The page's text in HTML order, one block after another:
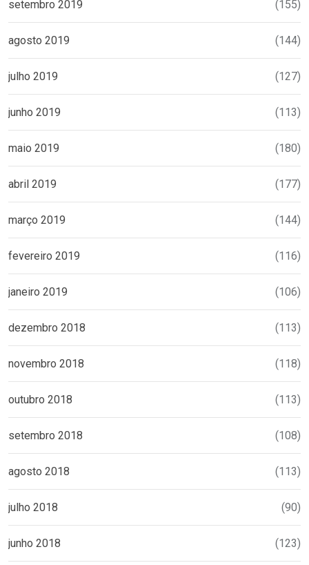
setembro 2019 (155)
agosto 2019 (144)
julho 2019 (127)
junho 2019 (113)
maio 2019 (180)
abril 2019 (177)
março 2019 (144)
fevereiro 2019 (116)
janeiro 2019 (106)
dezembro 2018 (113)
novembro 2018 (118)
outubro 2018 (113)
setembro 2018 (108)
agosto 2018 (113)
julho 2018 (90)
junho 2018 (123)